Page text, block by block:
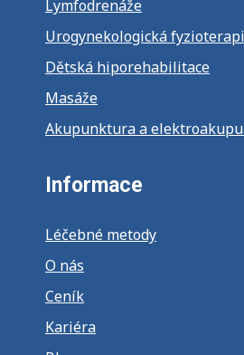
Lymfodrenáže
Urogynekologická
Dětská hiporehabilitace
Masáže
Akupunktura a
Informace
Léčebné metody
O nás
Ceník
Kariéra